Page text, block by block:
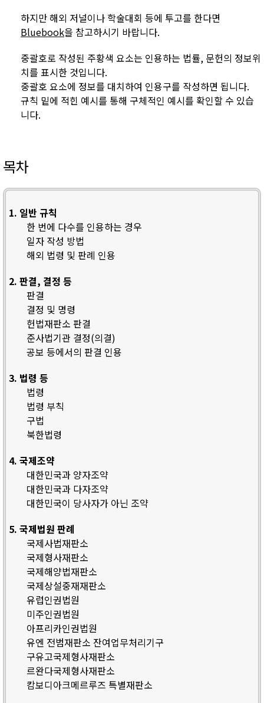
하지만 해외 저널이나 학술대회 등에 투고를 한다면
Bluebook을 참고하시기 바랍니다.
중괄호로 작성된 주황색 요소는 인용하는 법률, 문헌의 정보위
치를 표시한 것입니다.
중괄호 요소에 정보를 대치하여 인용구를 작성하면 됩니다.
규칙 밑에 적힌 예시를 통해 구체적인 예시를 확인할 수 있습
니다.
목차
1. 일반 규칙
한 번에 다수를 인용하는 경우
일자 작성 방법
해외 법령 및 판례 인용
2. 판결, 결정 등
판결
결정 및 명령
헌법재판소 판결
준사법기관 결정(의결)
공보 등에서의 판결 인용
3. 법령 등
법령
법령 부칙
구법
북한법령
4. 국제조약
대한민국과 양자조약
대한민국과 다자조약
대한민국이 당사자가 아닌 조약
5. 국제법원 판례
국제사법재판소
국제형사재판소
국제해양법재판소
국제상설중재재판소
유럽인권법원
미주인권법원
아프리카인권법원
유엔 전범재판소 잔여업무처리기구
구유고국제형사재판소
르완다국제형사재판소
캄보디아크메르루즈 특별재판소